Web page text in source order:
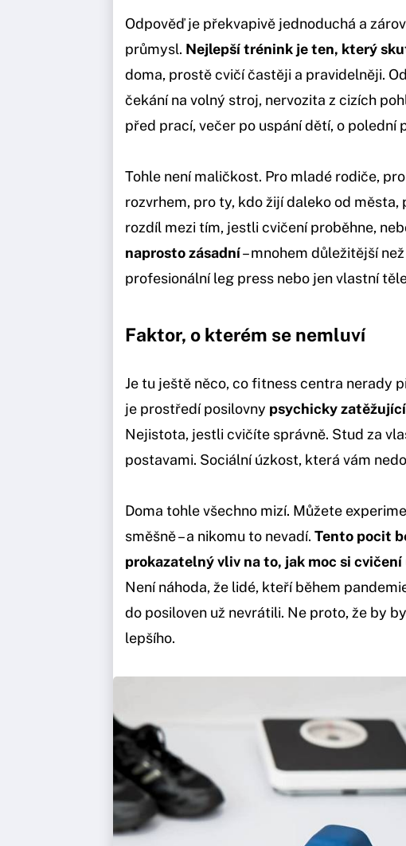
Odpověď je překvapivě jednoduchá a
průmysl. Nejlepší trénink je ten, který
doma, prostě cvičí častěji a pravidelněji.
čekání na volný stroj, nervozita z cizích
před prací, večer po uspání dětí, o polední
Tohle není maličkost. Pro mladé rodiče,
rozvrhem, pro ty, kdo žijí daleko od
rozdíl mezi tím, jestli cvičení proběhne,
naprosto zásadní– mnohem důležitější
profesionální leg press nebo jen vlastní
Faktor, o kterém se nemluví
Je tu ještě něco, co fitness centra nerady
je prostředí posilovny psychicky zatěžující
Nejistota, jestli cvičíte správně. Stud za
postavami. Sociální úzkost, která vám
Doma tohle všechno mizí. Můžete
směšně – a nikomu to nevadí. Tento pocit
prokazatelný vliv na to, jak moc si
Není náhoda, že lidé, kteří během
do posiloven už nevrátili. Ne proto, že by
lepšího.